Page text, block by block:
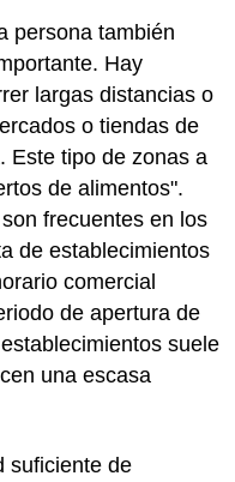
persona también
Hay
largas distancias o
o tiendas de
Este tipo de zonas a
de alimentos".
frecuentes en los
de establecimientos
comercial
de apertura de
suele
una escasa
suficiente de